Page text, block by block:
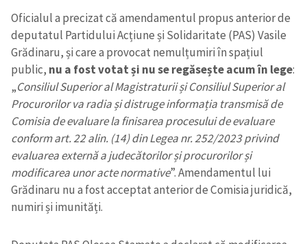
Oficialul a precizat că amendamentul propus anterior de
deputatul Partidului Acțiune și Solidaritate (PAS) Vasile
Grădinaru, și care a provocat nemulțumiri în spațiul
public, nu a fost votat și nu se regăsește acum în lege:
„Consiliul Superior al Magistraturii și Consiliul Superior al
Procurorilor va radia și distruge informația transmisă de
Comisia de evaluare la finisarea procesului de evaluare
conform art. 22 alin. (14) din Legea nr. 252/2023 privind
evaluarea externă a judecătorilor și procurorilor și
modificarea unor acte normative”. Amendamentul lui
Grădinaru nu a fost acceptat anterior de Comisia juridică,
numiri și imunități.